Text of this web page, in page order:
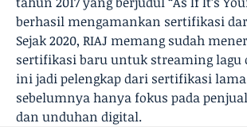
berhasil mengamankan sertifikasi
Sejak 2020, RIAJ memang sudah
sertifikasi baru untuk streaming lagu
ini jadi pelengkap dari sertifikasi
sebelumnya hanya fokus pada
dan unduhan digital.